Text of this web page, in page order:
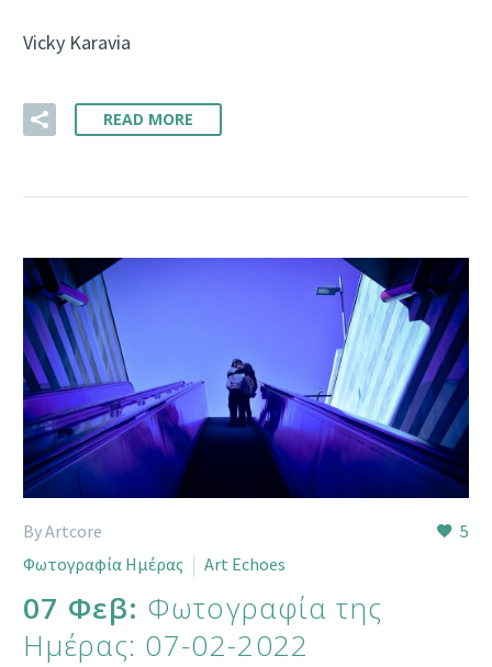
Vicky Karavia
READ MORE
5
By Artcore
Φωτογραφία Ημέρας
Art Echoes
07 Φεβ: Φωτογραφία της
Ημέρας: 07-02-2022